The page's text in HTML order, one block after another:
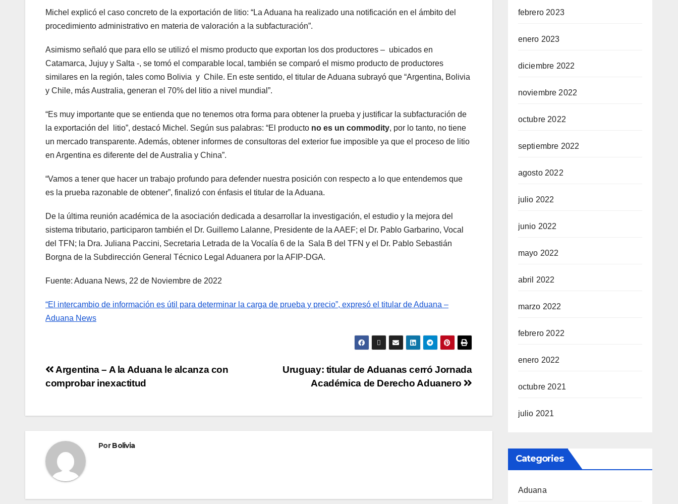
Michel explicó el caso concreto de la exportación de litio: “La Aduana ha realizado una notificación en el ámbito del
procedimiento administrativo en materia de valoración a la subfacturación”.
Asimismo señaló que para ello se utilizó el mismo producto que exportan los dos productores – ubicados en
Catamarca, Jujuy y Salta -, se tomó el comparable local, también se comparó el mismo producto de productores
similares en la región, tales como Bolivia y Chile. En este sentido, el titular de Aduana subrayó que “Argentina, Bolivia
y Chile, más Australia, generan el 70% del litio a nivel mundial”.
“Es muy importante que se entienda que no tenemos otra forma para obtener la prueba y justificar la subfacturación de
la exportación del litio”, destacó Michel. Según sus palabras: “El producto no es un commodity, por lo tanto, no tiene
un mercado transparente. Además, obtener informes de consultoras del exterior fue imposible ya que el proceso de litio
en Argentina es diferente del de Australia y China”.
“Vamos a tener que hacer un trabajo profundo para defender nuestra posición con respecto a lo que entendemos que
es la prueba razonable de obtener”, finalizó con énfasis el titular de la Aduana.
De la última reunión académica de la asociación dedicada a desarrollar la investigación, el estudio y la mejora del
sistema tributario, participaron también el Dr. Guillemo Lalanne, Presidente de la AAEF; el Dr. Pablo Garbarino, Vocal
del TFN; la Dra. Juliana Paccini, Secretaria Letrada de la Vocalía 6 de la Sala B del TFN y el Dr. Pablo Sebastián
Borgna de la Subdirección General Técnico Legal Aduanera por la AFIP-DGA.
Fuente: Aduana News, 22 de Noviembre de 2022
“El intercambio de información es útil para determinar la carga de prueba y precio”, expresó el titular de Aduana –
Aduana News
Uruguay: titular de Aduanas cerró Jornada
Académica de Derecho Aduanero
Argentina – A la Aduana le alcanza con
comprobar inexactitud
PorBolivia
febrero 2023
enero 2023
diciembre 2022
noviembre 2022
octubre 2022
septiembre 2022
agosto 2022
julio 2022
junio 2022
mayo 2022
abril 2022
marzo 2022
febrero 2022
enero 2022
octubre 2021
julio 2021
Categories
Aduana